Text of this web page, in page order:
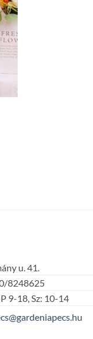
u. 41.
8248625
9-18, Sz: 10-14